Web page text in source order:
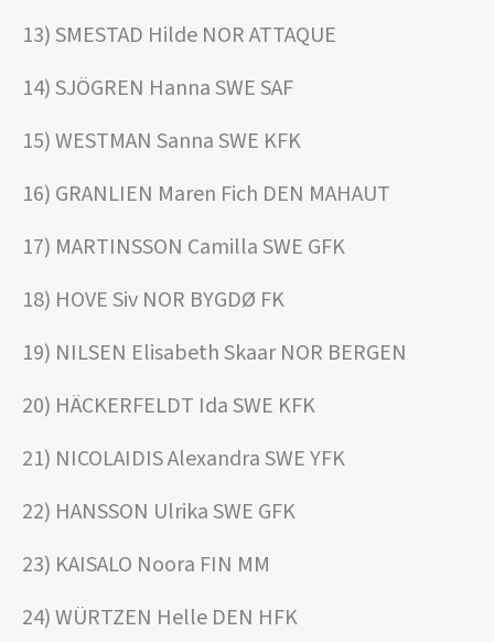
13) SMESTAD Hilde NOR ATTAQUE
14) SJÖGREN Hanna SWE SAF
15) WESTMAN Sanna SWE KFK
16) GRANLIEN Maren Fich DEN MAHAUT
17) MARTINSSON Camilla SWE GFK
18) HOVE Siv NOR BYGDØ FK
19) NILSEN Elisabeth Skaar NOR BERGEN
20) HÄCKERFELDT Ida SWE KFK
21) NICOLAIDIS Alexandra SWE YFK
22) HANSSON Ulrika SWE GFK
23) KAISALO Noora FIN MM
24) WÜRTZEN Helle DEN HFK